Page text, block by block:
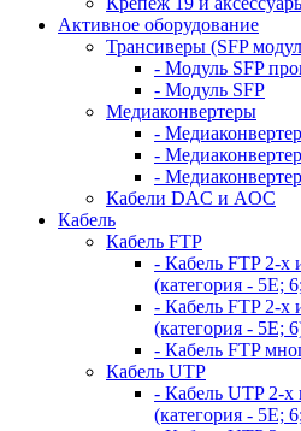
Активное оборудование
Трансиверы (SFP
- Модуль SFP
- Модуль SFP
Медиаконвертеры
-
-
-
Кабели DAC и AOC
Кабель
Кабель FTP
- Кабель FTP 2-х
(категория - 5Е;
- Кабель FTP 2-
(категория - 5Е;
- Кабель FTP
Кабель UTP
- Кабель UTP 2-
(категория - 5Е;